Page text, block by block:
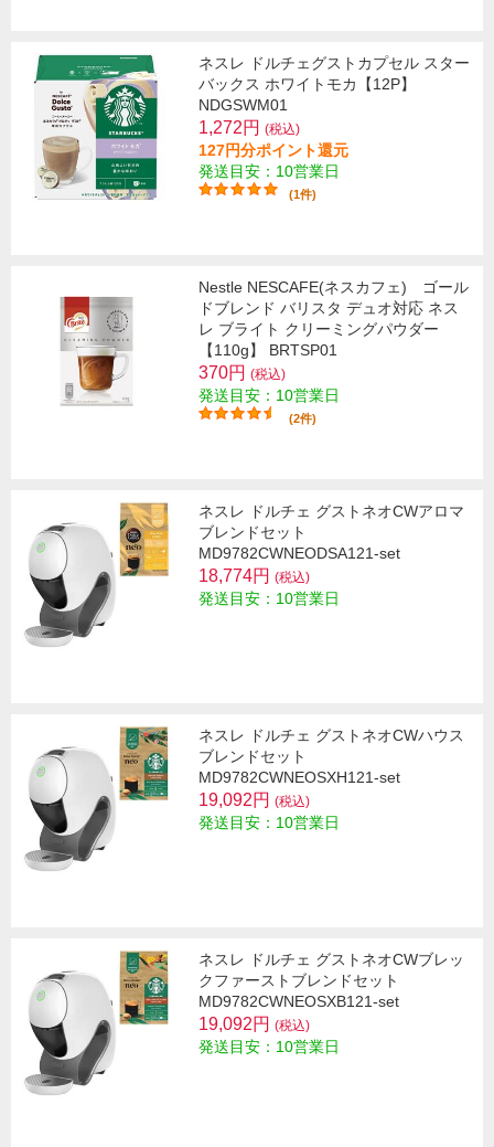
ネスレ ドルチェグストカプセル スター
バックス ホワイトモカ【12P】
NDGSWM01
1,272円 (税込)
127円分ポイント還元
発送目安：10営業日
(1件)
Nestle NESCAFE(ネスカフェ) ゴール
ドブレンド バリスタ デュオ対応 ネス
レ ブライト クリーミングパウダー
【110g】 BRTSP01
370円 (税込)
発送目安：10営業日
(2件)
ネスレ ドルチェ グストネオCWアロマ
ブレンドセット
MD9782CWNEODSA121-set
18,774円 (税込)
発送目安：10営業日
ネスレ ドルチェ グストネオCWハウス
ブレンドセット
MD9782CWNEOSXH121-set
19,092円 (税込)
発送目安：10営業日
ネスレ ドルチェ グストネオCWブレッ
クファーストブレンドセット
MD9782CWNEOSXB121-set
19,092円 (税込)
発送目安：10営業日